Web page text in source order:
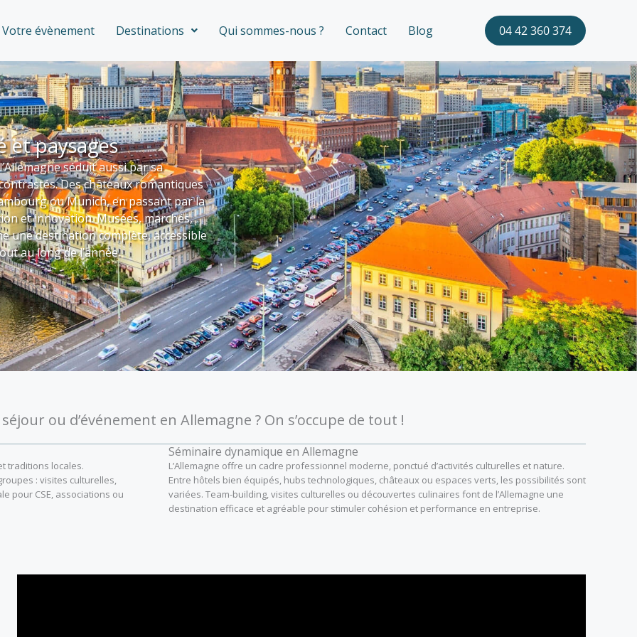
Votre évènement Destinations Qui sommes-nous ? Contact Blog 04 42 360 374
et paysages
séduit aussi par sa
Des châteaux romantiques
ou Munich, en passant par la
et innovation. Musées, marchés,
une destination complète, accessible
au long de l’année.
ou d’événement en Allemagne ? On s’occupe de tout !
traditions locales.
: visites culturelles,
pour CSE, associations ou
Séminaire dynamique en Allemagne
L’Allemagne offre un cadre professionnel moderne, ponctué d’activités culturelles et nature.
Entre hôtels bien équipés, hubs technologiques, châteaux ou espaces verts, les possibilités sont
variées. Team-building, visites culturelles ou découvertes culinaires font de l’Allemagne une
destination efficace et agréable pour stimuler cohésion et performance en entreprise.